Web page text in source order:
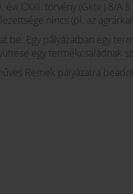
CXXI. törvény (Gktv.) 8/A §
nincs (pl. az
be. Egy pályázatban egy
egy termékcsaládnak
Remek pályázatra